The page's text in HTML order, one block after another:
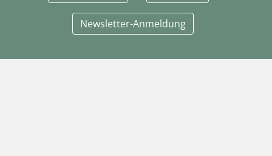
Newsletter-Anmeldung